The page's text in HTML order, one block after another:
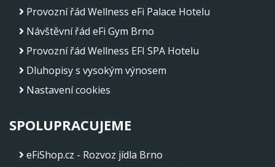
Provozní řád Wellness eFi Palace Hotelu
Návštěvní řád eFi Gym Brno
Provozní řád Wellness EFI SPA Hotelu
Dluhopisy s vysokým výnosem
Nastavení cookies
SPOLUPRACUJEME
eFiShop.cz - Rozvoz jídla Brno